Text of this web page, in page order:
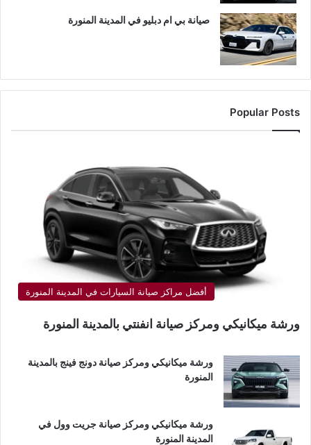
صيانة بي ام دبليو في المدينة المنورة
Popular Posts
أفضل مراكز صيانة السيارات في المدينة المنورة
ورشة ميكانيكي ومركز صيانة انفنتي بالمدينة المنورة
ورشة ميكانيكي ومركز صيانة دونج فينج بالمدينة
المنورة
ورشة ميكانيكي ومركز صيانة جريت وول في
المدينة المنورة